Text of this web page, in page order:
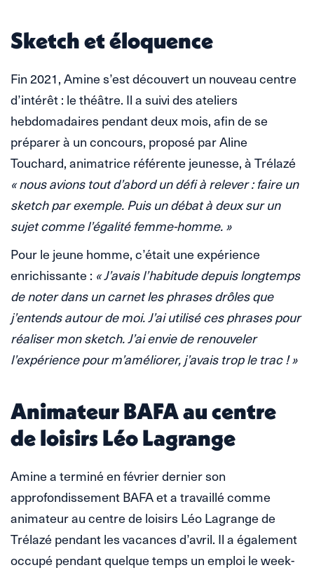
Sketch et éloquence
Fin 2021, Amine s’est découvert un nouveau centre
d’intérêt : le théâtre. Il a suivi des ateliers
hebdomadaires pendant deux mois, afin de se
préparer à un concours, proposé par Aline
Touchard, animatrice référente jeunesse, à Trélazé
« nous avions tout d’abord un défi à relever : faire un
sketch par exemple. Puis un débat à deux sur un
sujet comme l’égalité femme-homme. »
Pour le jeune homme, c’était une expérience
enrichissante : « J’avais l’habitude depuis longtemps
de noter dans un carnet les phrases drôles que
j’entends autour de moi. J’ai utilisé ces phrases pour
réaliser mon sketch. J’ai envie de renouveler
l’expérience pour m’améliorer, j’avais trop le trac ! »
Animateur BAFA au centre
de loisirs Léo Lagrange
Amine a terminé en février dernier son
approfondissement BAFA et a travaillé comme
animateur au centre de loisirs Léo Lagrange de
Trélazé pendant les vacances d’avril. Il a également
occupé pendant quelque temps un emploi le week-